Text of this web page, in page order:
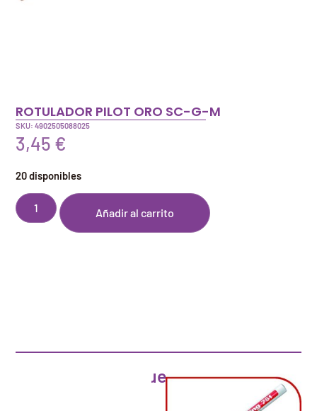
ROTULADOR PILOT ORO SC-G-M
SKU: 4902505088025
3,45 €
20 disponibles
Añadir al carrito
Artículos que pueden interesarte